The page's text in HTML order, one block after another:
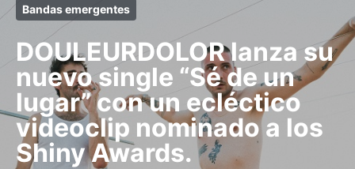
Bandas emergentes
DOULEURDOLOR lanza su
nuevo single “Sé de un
lugar” con un ecléctico
videoclip nominado a los
Shiny Awards.